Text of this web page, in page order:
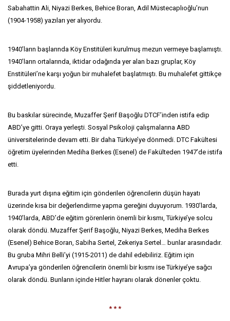
Sabahattin Ali, Niyazi Berkes, Behice Boran, Adil Müstecaplıoğlu’nun
(1904-1958) yazıları yer alıyordu.
1940’ların başlarında Köy Enstitüleri kurulmuş mezun vermeye başlamıştı.
1940’ların ortalarında, iktidar odağında yer alan bazı gruplar, Köy
Enstitüleri’ne karşı yoğun bir muhalefet başlatmıştı. Bu muhalefet gittikçe
şiddetleniyordu.
Bu baskılar sürecinde, Muzaffer Şerif Başoğlu DTCF’inden istifa edip
ABD’ye gitti. Oraya yerleşti. Sosyal Psikoloji çalışmalarına ABD
üniversitelerinde devam etti. Bir daha Türkiye’ye dönmedi. DTC Fakültesi
öğretim üyelerinden Mediha Berkes (Esenel) de Fakülteden 1947’de istifa
etti.
Burada yurt dışına eğitim için gönderilen öğrencilerin düşün hayatı
üzerinde kısa bir değerlendirme yapma gereğini duyuyorum. 1930’larda,
1940’larda, ABD’de eğitim görenlerin önemli bir kısmı, Türkiye’ye solcu
olarak döndü. Muzaffer Şerif Başoğlu, Niyazi Berkes, Mediha Berkes
(Esenel) Behice Boran, Sabiha Sertel, Zekeriya Sertel… bunlar arasındadır.
Bu gruba Mihri Belli’yi (1915-2011) de dahil edebiliriz. Eğitim için
Avrupa’ya gönderilen öğrencilerin önemli bir kısmı ise Türkiye’ye sağcı
olarak döndü. Bunların içinde Hitler hayranı olarak dönenler çoktu.
* * *